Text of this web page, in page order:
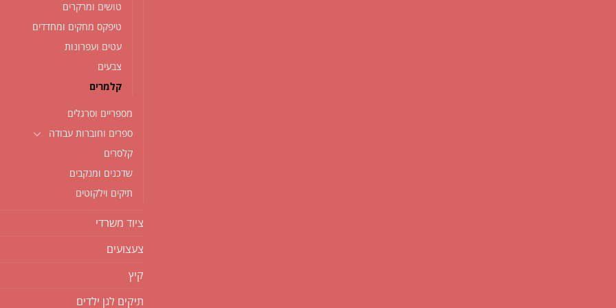
טושים ומרקרים
טיפקס מחקים ומחדדים
עטים ועפרונות
צבעים
קלמרים
מספריים וסרגלים
ספרים וחוברות עבודה
קלסרים
שדכנים ומנקבים
תיקים וילקוטים
ציוד משרדי
צעצועים
קיץ
תיקים לגן ילדים